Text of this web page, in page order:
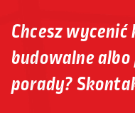
Chcesz
budowalne
porady?